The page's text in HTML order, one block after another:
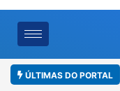
ÚLTIMAS DO PORTAL